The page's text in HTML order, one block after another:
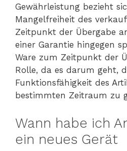
Gewährleistung bezieht
Mangelfreiheit des
Zeitpunkt der Übergabe
einer Garantie hingegen
Ware zum Zeitpunkt der
Rolle, da es darum geht,
Funktionsfähigkeit des
bestimmten Zeitraum zu
Wann habe ich
ein neues Gerät